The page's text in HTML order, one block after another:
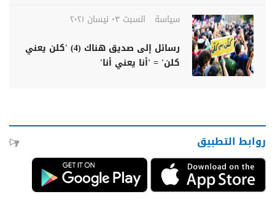
سياسة
السبت ٠٣ نيسان ٢٠٢١
رسائل إلى صديق هناك (4) 'كلن يعني
كلن' = 'أنا يعني أنا'
روابط التطبيق